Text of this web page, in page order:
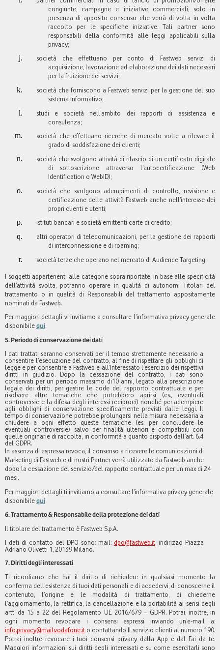
congiunte, campagne e iniziative commerciali, solo in
presenza di apposito consenso che verrà di volta in volta
raccolto per le specifiche iniziative. Tali partner sono
responsabili della conformità alle leggi applicabili sulla
privacy;
società che effettuano per conto di Fastweb servizi di
acquisizione, lavorazione ed elaborazione dei dati necessari
per la fruizione dei servizi;
società che forniscono a Fastweb servizi per la gestione del suo
sistema informativo;
studi e società nell’ambito dei rapporti di assistenza e
consulenza;
società che effettuano ricerche di mercato volte a rilevare il
grado di soddisfazione dei clienti;
società che svolgono attività di rilascio di un certificato digitale
di sottoscrizione attraverso l’autocertificazione (Web
Identification o WebID);
società che svolgono adempimenti di controllo, revisione e
certificazione delle attività Fastweb anche nell’interesse dei
propri clienti e utenti;
istituti bancari e società emittenti carte di credito;
altri operatori di telecomunicazioni, per la gestione dei rapporti
di interconnessione e di roaming;
società terze che operano nel mercato di Audience Targeting
I soggetti appartenenti alle categorie sopra riportate, in base alle specificità
dell’attività svolta, potranno operare in qualità di autonomi Titolari del
trattamento o in qualità di Responsabili del trattamento appositamente
nominati da Fastweb.
Per maggiori dettagli vi invitiamo a consultare l’informativa privacy generale
disponibilequi.
5. Periodo di conservazione dei dati
I dati trattati saranno conservati per il tempo strettamente necessario a
consentire l’esecuzione del contratto, al fine di rispettare gli obblighi di
legge e per consentire a Fastweb e all’Interessato l’esercizio dei rispettivi
diritti in giudizio. Dopo la cessazione del contratto, i dati sono
conservati per un periodo massimo di10 anni, legato alla prescrizione
legale dei diritti, per gestire le code del rapporto contrattuale e per
risolvere altre tematiche che potrebbero aprirsi (es., eventuali
controversie e la difesa degli interessi reciproci) nonché per adempiere
agli obblighi di conservazione specificamente previsti dalle leggi. Il
tempo di conservazione potrebbe prolungarsi nella misura necessaria a
chiudere a ogni effetto queste tematiche (es. per concludere le
eventuali controversie), salvo per finalità ulteriori e compatibili con
quelle originarie di raccolta, in conformità a quanto disposto dall’art. 6.4
del GDPR.
In assenza di espressa revoca, il consenso a ricevere le comunicazioni di
Marketing di Fastweb e di nostri Partner verrà utilizzato da Fastweb anche
dopo la cessazione del servizio/del rapporto contrattuale per un max di 24
mesi.
Per maggiori dettagli ti invitiamo a consultare l’informativa privacy generale
disponibilequi
6. Trattamento & Responsabile della protezione dei dati
Il titolare del trattamento è Fastweb S.p.A.
I dati di contatto del DPO sono: mail: dpo@fastweb.it,indirizzo Piazza
Adriano Olivetti 1, 20139 Milano.
7. Diritti degli interessati
Ti ricordiamo che hai il diritto di richiedere in qualsiasi momento la
conferma dell’esistenza di tuoi dati personali e di accedervi, di conoscerne il
contenuto, l’origine e le modalità di trattamento, di chiederne
l’aggiornamento, la rettifica, la cancellazione e la portabilità ai sensi degli
artt. da 15 a 22 del Regolamento UE 2016/679 – GDPR. Potrai, inoltre, in
ogni momento revocare i consensi espressi inviando un’e-mail a:
info.privacy@mail.vodafone.it o contattando Il servizio clienti al numero 190.
Potrai inoltre revocare i tuoi consensi privacy dalla App e dal Fai da te.
Maggiori informazioni sui diritti degli interessati e su come esercitarli sono